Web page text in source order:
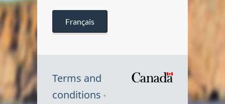
Français
Terms and
conditions
Symbole